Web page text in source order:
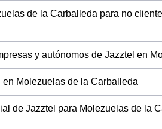
de la Carballeda para no
y autónomos de Jazztel en
Molezuelas de la Carballeda
de Jazztel para Molezuelas de la